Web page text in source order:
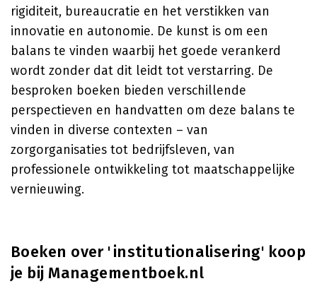
rigiditeit, bureaucratie en het verstikken van
innovatie en autonomie. De kunst is om een
balans te vinden waarbij het goede verankerd
wordt zonder dat dit leidt tot verstarring. De
besproken boeken bieden verschillende
perspectieven en handvatten om deze balans te
vinden in diverse contexten – van
zorgorganisaties tot bedrijfsleven, van
professionele ontwikkeling tot maatschappelijke
vernieuwing.
Boeken over 'institutionalisering' koop
je bij Managementboek.nl